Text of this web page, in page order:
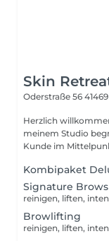
Skin
Oderstraße 56
Herzlich willkommen bei SKIN
meinem Studio
Kunde im
Kombipaket
Signature
Browlifting